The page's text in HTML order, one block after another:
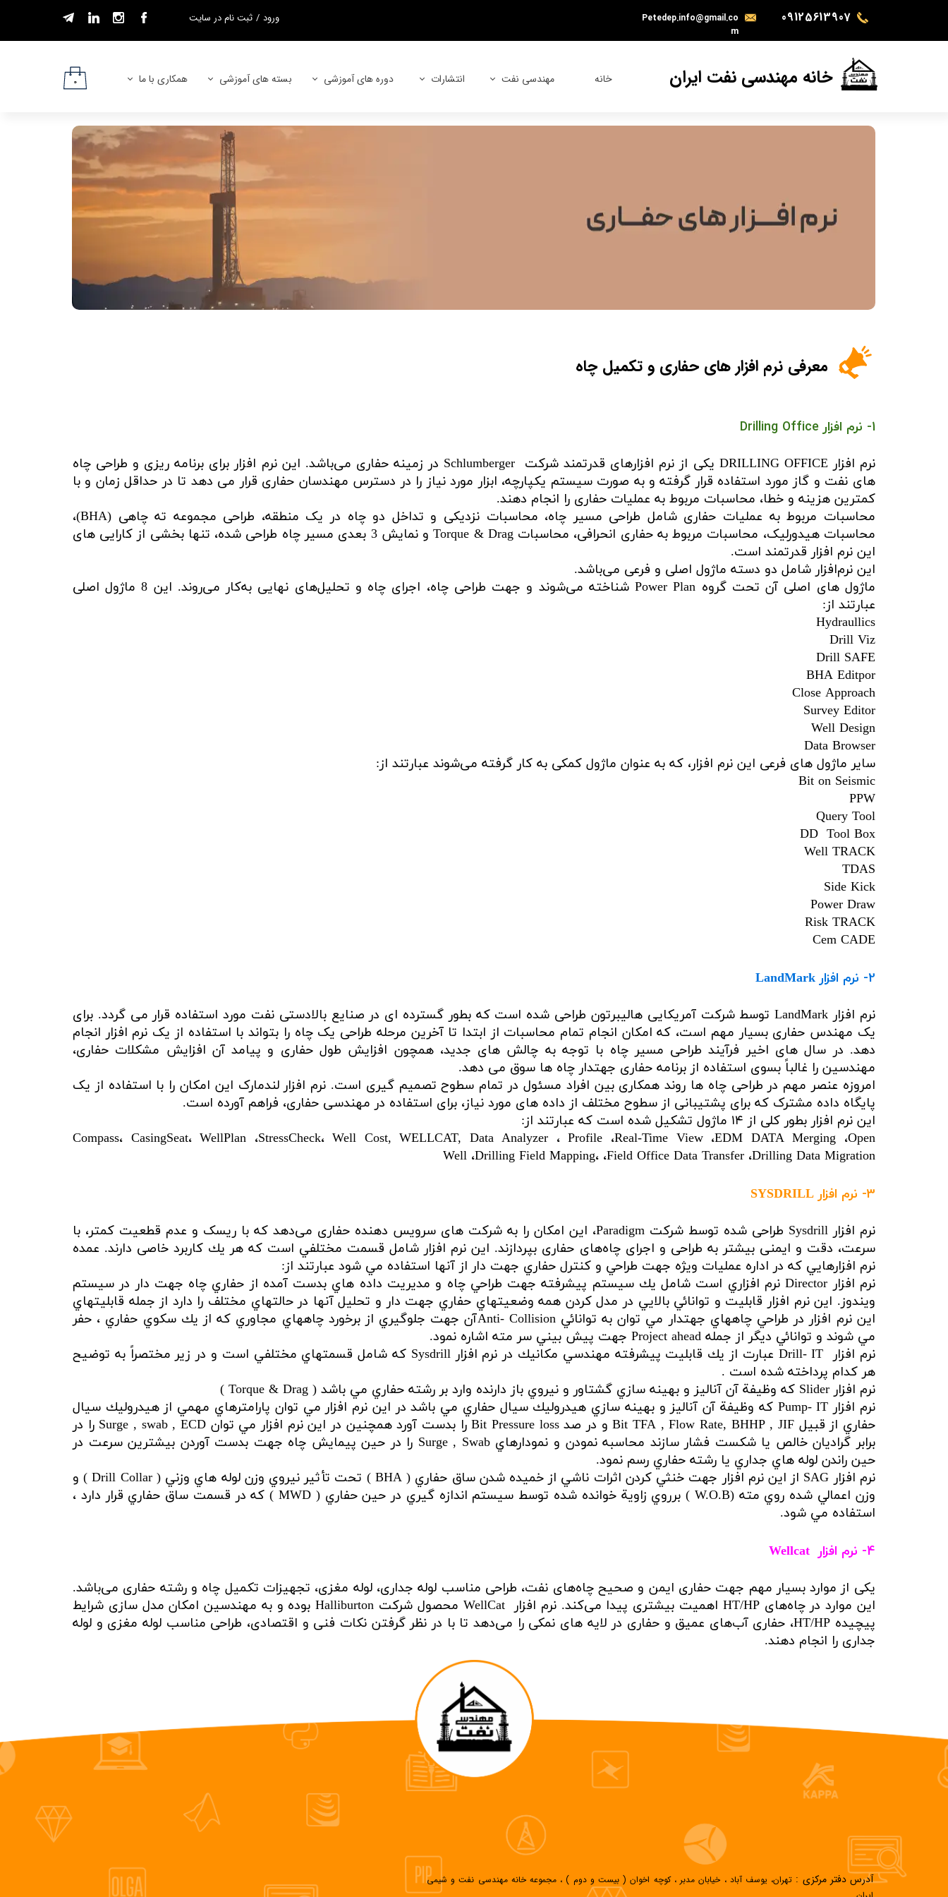
09125613907
Petedep.info@gmail.co
m
ورود / ثبت نام در سایت
حساب کاربری من
خروج از حساب
خانه مهندسی نفت ایران خانه مهندسی نفت انتشارات دوره های آموزشی بسته های آموزشی
بسته های استخدامی
همکاری با ما
درخواست نمایندگی
شرایط استخدام مدرس
تماس با ما
۰
معرفی نرم افزار های حفاری و تکمیل چاه
1- نرم افزار Drilling Office
نرم افزار DRILLING OFFICE یکی از نرم افزارهای قدرتمند شرکت Schlumberger در زمینه حفاری می‌باشد. این نرم افزار برای برنامه ریزی و طراحی چاه
های نفت و گاز مورد استفاده قرار گرفته و به صورت سیستم یکپارچه، ابزار مورد نیاز را در دسترس مهندسان حفاری قرار می دهد تا در حداقل زمان و با
کمترین هزینه و خطا، محاسبات مربوط به عملیات حفاری را انجام دهند.
محاسبات مربوط به عملیات حفاری شامل طراحی مسیر چاه، محاسبات نزدیکی و تداخل دو چاه در یک منطقه، طراحی مجموعه ته چاهی (BHA)،
محاسبات هیدورلیک، محاسبات مربوط به حفاری انحرافی، محاسبات Torque & Drag و نمایش 3 بعدی مسیر چاه طراحی شده، تنها بخشی از کارایی های
این نرم افزار قدرتمند است.
این نرم‌افزار شامل دو دسته ماژول اصلی و فرعی می‌باشد.
ماژول های اصلی آن تحت گروه Power Plan شناخته می‌شوند و جهت طراحی چاه، اجرای چاه و تحلیل‌های نهایی به‌کار می‌روند. این 8 ماژول اصلی
عبارتند از:
Hydraullics
Drill Viz
Drill SAFE
BHA Editpor
Close Approach
Survey Editor
Well Design
Data Browser
سایر ماژول های فرعی این نرم افزار، که به عنوان ماژول کمکی به کار گرفته می‌شوند عبارتند از:
Bit on Seismic
PPW
Query Tool
DD Tool Box
Well TRACK
TDAS
Side Kick
Power Draw
Risk TRACK
Cem CADE
2- نرم افزار LandMark
نرم افزار LandMark توسط شرکت آمریکایی هالیبرتون طراحی شده است که بطور گسترده ای در صنایع بالادستی نفت مورد استفاده قرار می گردد. برای
یک مهندس حفاری بسیار مهم است، که امکان انجام تمام محاسبات از ابتدا تا آخرین مرحله طراحی یک چاه را بتواند با استفاده از یک نرم افزار انجام
دهد. در سال های اخیر فرآیند طراحی مسیر چاه با توجه به چالش های جدید، همچون افزایش طول حفاری و پیامد آن افزایش مشکلات حفاری،
مهندسین را غالباً بسوی استفاده از برنامه حفاری جهتدار چاه ها سوق می دهد.
امروزه عنصر مهم در طراحی چاه ها روند همکاری بین افراد مسئول در تمام سطوح تصمیم گیری است. نرم افزار لندمارک این امکان را با استفاده از یک
پایگاه داده مشترک که برای پشتیبانی از سطوح مختلف از داده های مورد نیاز، برای استفاده در مهندسی حفاری، فراهم آورده است.
این نرم افزار بطور کلی از ۱۴ ماژول تشکیل شده است که عبارتند از:
Compass، CasingSeat، WellPlan ،StressCheck، Well Cost, WELLCAT, Data Analyzer ، Profile ،Real-Time View ،EDM DATA Merging ،Open
Well ،Drilling Field Mapping، ،Field Office Data Transfer ،Drilling Data Migration
3- نرم افزار SYSDRILL​​​​​​​
نرم افزار Sysdrill طراحی شده توسط شرکت Paradigm، این امکان را به شرکت های سرویس دهنده حفاری می‌دهد که با ریسک و عدم قطعیت کمتر، با
سرعت، دقت و ایمنی بیشتر به طراحی و اجرای چاه‌های حفاری بپردازند. این نرم افزار شامل قسمت مختلفي است كه هر يك كاربرد خاصی دارند. عمده
نرم افزارهايي كه در اداره عمليات ويژه جهت طراحي و كنترل حفاري جهت دار از آنها استفاده مي شود عبارتند از:
نرم افزار Director نرم افزاري است شامل يك سيستم پيشرفته جهت طراحي چاه و مديريت داده هاي بدست آمده از حفاري چاه جهت دار در سيستم
ويندوز. اين نرم افزار قابليت و توانائي بالايي در مدل كردن همه وضعيتهاي حفاري جهت دار و تحليل آنها در حالتهاي مختلف را دارد از جمله قابليتهاي
اين نرم افزار در طراحي چاههاي جهتدار مي توان به توانائي Anti- Collisionآن جهت جلوگيري از برخورد چاههاي مجاوري كه از يك سكوي حفاري ، حفر
مي شوند و توانائي ديگر از جمله Project ahead جهت پيش بيني سر مته اشاره نمود.
نرم افزار Drill- IT عبارت از يك قابليت پيشرفته مهندسي مكانيك در نرم افزار Sysdrill كه شامل قسمتهاي مختلفي است و در زير مختصراً به توضيح
هر كدام پرداخته شده است .
نرم افزار Slider كه وظيفة آن آناليز و بهينه سازي گشتاور و نيروي باز دارنده وارد بر رشته حفاري مي باشد ( Torque & Drag )
نرم افزار Pump- IT که وظيفة آن آناليز و بهينه سازي هيدروليك سيال حفاري مي باشد در اين نرم افزار مي توان پارامترهاي مهمي از هيدروليك سيال
حفاري از قبيل Bit TFA , Flow Rate, BHHP , JIF و در صد Bit Pressure loss را بدست آورد همچنين در اين نرم افزار مي توان Surge , swab , ECD را در
برابر گراديان خالص يا شكست فشار سازند محاسبه نمودن و نمودارهاي Surge , Swab را در حين پيمايش چاه جهت بدست آوردن بيشترين سرعت در
حين راندن لوله هاي جداري يا رشته حفاري رسم نمود.
نرم افزار SAG از اين نرم افزار جهت خنثي كردن اثرات ناشي از خميده شدن ساق حفاري ( BHA ) تحت تأثير نيروي وزن لوله هاي وزني ( Drill Collar ) و
وزن اعمالي شده روي مته (W.O.B ) برروي زاوية خوانده شده توسط سيستم اندازه گيري در حين حفاري ( MWD ) كه در قسمت ساق حفاري قرار دارد ،
استفاده مي شود.​​​​​​​
4- نرم افزار Wellcat
یکی از موارد بسیار مهم جهت حفاری ایمن و صحیح چاه‌های نفت، طراحی مناسب لوله جداری، لوله مغزی، تجهیزات تکمیل چاه و رشته حفاری می‌باشد.
این موارد در چاه‌های HT/HP اهمیت بیشتری پیدا می‌کند. نرم افزار WellCat محصول شرکت Halliburton بوده و به مهندسین امکان مدل سازی شرایط
پیچیده HT/HP، حفاری آب‌های عمیق و حفاری در لایه های نمکی را می‌دهد تا با در نظر گرفتن نکات فنی و اقتصادی، طراحی مناسب لوله مغزی و لوله
جداری را انجام دهند.​​​​​​​
آدرس دفتر مرکزی : تهران، یوسف آباد ، خیابان مدبر ، کوچه اخوان ( بیست و دوم ) ، مجموعه خانه مهندسی نفت و شیمی